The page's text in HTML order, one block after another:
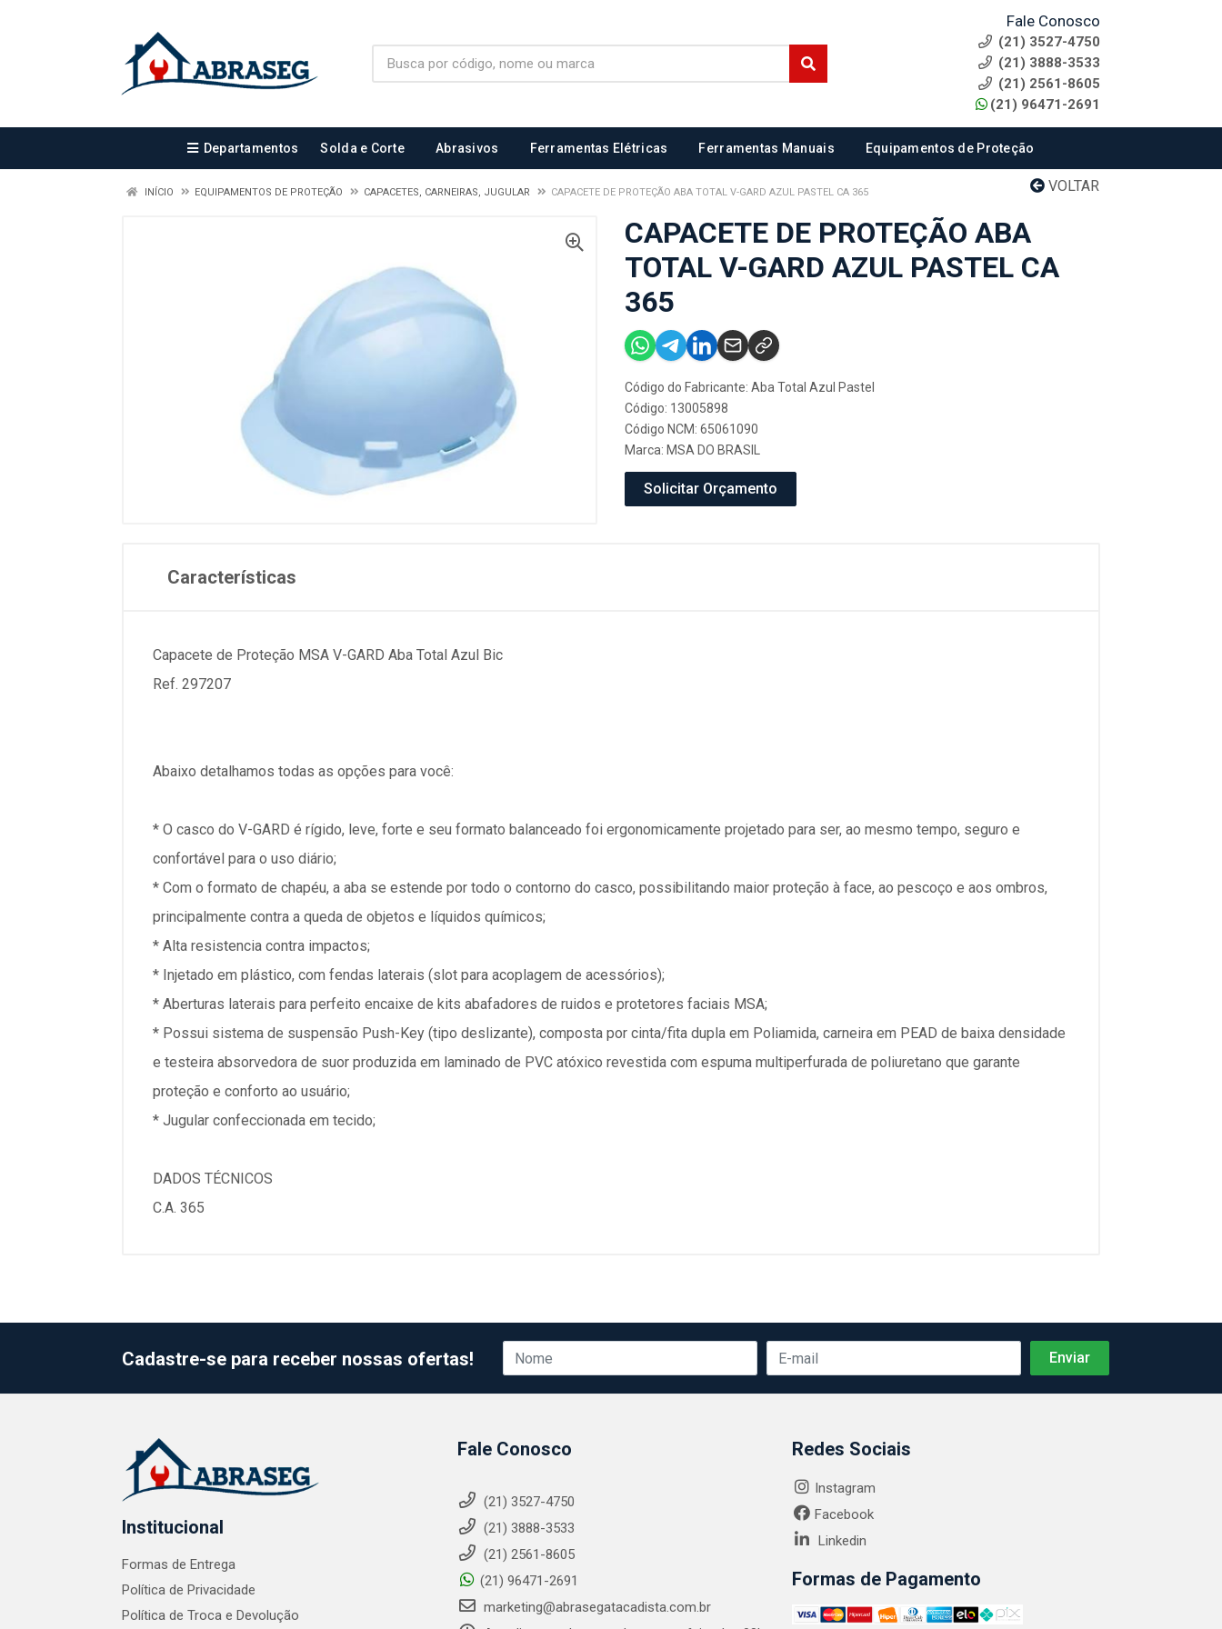
Fale Conosco
(21) 3527-4750
(21) 3888-3533
(21) 2561-8605
(21) 96471-2691
Departamentos Solda e Corte Abrasivos Ferramentas Elétricas Ferramentas Manuais Equipamentos de Proteção
VOLTAR
INÍCIO EQUIPAMENTOS DE PROTEÇÃO CAPACETES, CARNEIRAS, JUGULAR CAPACETE DE PROTEÇÃO ABA TOTAL V-GARD AZUL PASTEL CA 365
CAPACETE DE PROTEÇÃO ABA
TOTAL V-GARD AZUL PASTEL CA
365
Código do Fabricante: Aba Total Azul Pastel
Código: 13005898
Código NCM: 65061090
Marca: MSA DO BRASIL
Solicitar Orçamento
Características
Capacete de Proteção MSA V-GARD Aba Total Azul Bic
Ref. 297207
Abaixo detalhamos todas as opções para você:
* O casco do V-GARD é rígido, leve, forte e seu formato balanceado foi ergonomicamente projetado para ser, ao mesmo tempo, seguro e
confortável para o uso diário;
* Com o formato de chapéu, a aba se estende por todo o contorno do casco, possibilitando maior proteção à face, ao pescoço e aos ombros,
principalmente contra a queda de objetos e líquidos químicos;
* Alta resistencia contra impactos;
* Injetado em plástico, com fendas laterais (slot para acoplagem de acessórios);
* Aberturas laterais para perfeito encaixe de kits abafadores de ruidos e protetores faciais MSA;
* Possui sistema de suspensão Push-Key (tipo deslizante), composta por cinta/fita dupla em Poliamida, carneira em PEAD de baixa densidade
e testeira absorvedora de suor produzida em laminado de PVC atóxico revestida com espuma multiperfurada de poliuretano que garante
proteção e conforto ao usuário;
* Jugular confeccionada em tecido;
DADOS TÉCNICOS
C.A. 365
Cadastre-se para receber nossas ofertas!
Institucional
Formas de Entrega
Política de Privacidade
Política de Troca e Devolução
Fale Conosco
(21) 3527-4750
(21) 3888-3533
(21) 2561-8605
(21) 96471-2691
marketing@abrasegatacadista.com.br
Redes Sociais
Instagram
Facebook
Linkedin
Formas de Pagamento